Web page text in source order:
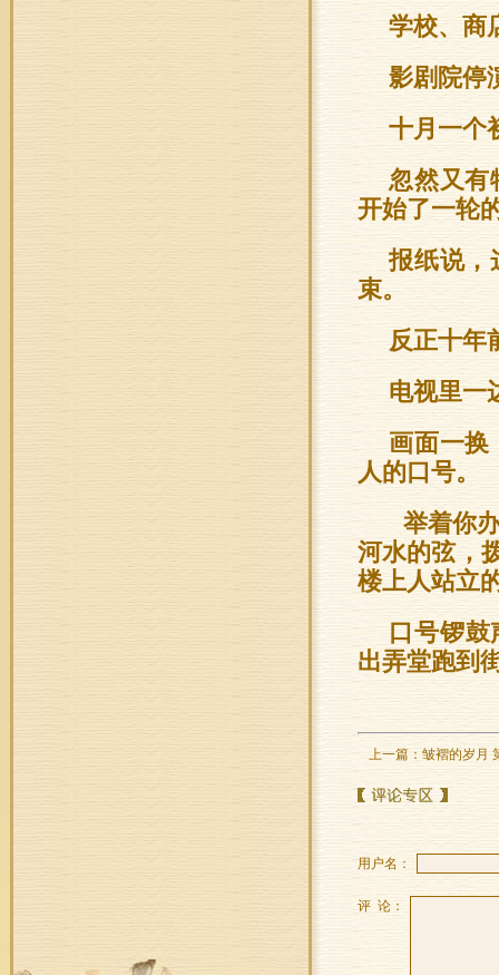
学校、商
影剧院停
十月一个
忽然又有
开始了一轮
报纸说，
束。
反正十年
电视里一
画面一换
人的口号。
举着你
河水的弦，
楼上人站立
口号锣
出弄堂跑到
上一篇： 皱褶的岁月
用户名：
评 论：